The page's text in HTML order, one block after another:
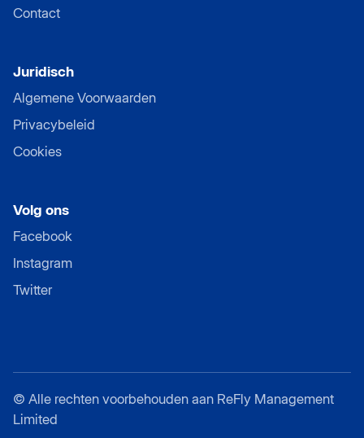
Contact
Juridisch
Algemene Voorwaarden
Privacybeleid
Cookies
Volg ons
Facebook
Instagram
Twitter
© Alle rechten voorbehouden aan ReFly Management
Limited